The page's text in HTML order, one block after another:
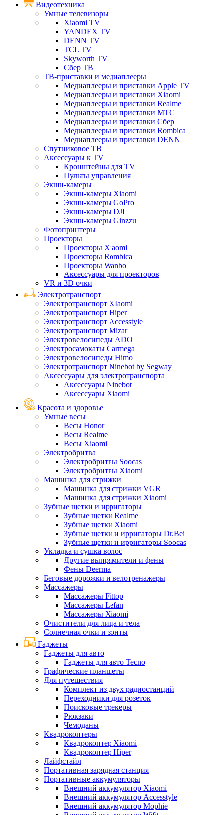
Видеотехника
Умные телевизоры
Xiaomi TV
YANDEX TV
DENN TV
TCL TV
Skyworth TV
Сбер ТВ
ТВ-приставки и медиаплееры
Медиаплееры и приставки Apple TV
Медиаплееры и приставки Xiaomi
Медиаплееры и приставки Realme
Медиаплееры и приставки МТС
Медиаплееры и приставки Сбер
Медиаплееры и приставки Rombica
Медиаплееры и приставки DENN
Спутниковое ТВ
Аксессуары к TV
Кронштейны для TV
Пульты управления
Экшн-камеры
Экшн-камеры Xiaomi
Экшн-камеры GoPro
Экшн-камеры DJI
Экшн-камеры Ginzzu
Фотопринтеры
Проекторы
Проекторы Xiaomi
Проекторы Rombica
Проекторы Wanbo
Аксессуары для проекторов
VR и 3D очки
Электротранспорт
Электротранспорт XIaomi
Электротранспорт Hiper
Электротранспорт Accesstyle
Электротранспорт Mizar
Электровелосипеды ADO
Электросамокаты Carmega
Электровелосипеды Himo
Электротранспорт Ninebot by Segway
Аксессуары для электротранспорта
Аксессуары Ninebot
Аксессуары Xiaomi
Красота и здоровье
Умные весы
Весы Honor
Весы Realme
Весы Xiaomi
Электробритва
Электробритвы Soocas
Электробритвы Xiaomi
Машинка для стрижки
Машинка для стрижки VGR
Машинка для стрижки Xiaomi
Зубные щетки и ирригаторы
Зубные щетки Realme
Зубные щетки Xiaomi
Зубные щетки и ирригаторы Dr.Bei
Зубные щетки и ирригаторы Soocas
Укладка и сушка волос
Другие выпрямители и фены
Фены Deerma
Беговые дорожки и велотренажеры
Массажеры
Массажеры Fittop
Массажеры Lefan
Массажеры Xiaomi
Очистители для лица и тела
Солнечная очки и зонты
Гаджеты
Гаджеты для авто
Гаджеты для авто Tecno
Графические планшеты
Для путешествия
Комплект из двух радиостанций
Переходники для розеток
Поисковые трекеры
Рюкзаки
Чемоданы
Квадрокоптеры
Квадрокоптер Xiaomi
Квадрокоптер Hiper
Лайфстайл
Портативная зарядная станция
Портативные аккумуляторы
Внешний аккумулятор Xiaomi
Внешний аккумулятор Accesstyle
Внешний аккумулятор Mophie